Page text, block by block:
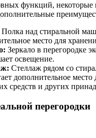
функций, некоторые
Полка над стиральной
место для
Зеркало в перегородке
освещение.
Стеллаж рядом со
дополнительное место
средств и других
перегородки